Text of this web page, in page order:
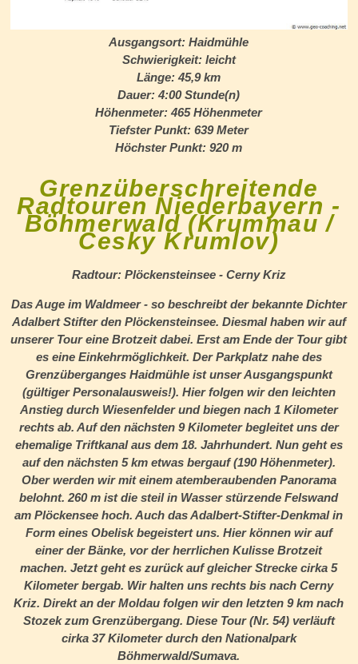
Ausgangsort: Haidmühle
Schwierigkeit:leicht
Länge: 45,9 km
Dauer: 4:00 Stunde(n)
Höhenmeter: 465 Höhenmeter
Tiefster Punkt: 639 Meter
Höchster Punkt: 920 m
Grenzüberschreitende
Radtouren Niederbayern -
Böhmerwald (Krummau /
Cesky Krumlov)
Radtour: Plöckensteinsee - Cerny Kriz
Das Auge im Waldmeer - so beschreibt der bekannte Dichter
Adalbert Stifter den Plöckensteinsee. Diesmal haben wir auf
unserer Tour eine Brotzeit dabei. Erst am Ende der Tour gibt
es eine Einkehrmöglichkeit. Der Parkplatz nahe des
Grenzüberganges Haidmühle ist unser Ausgangspunkt
(gültiger Personalausweis!). Hier folgen wir den leichten
Anstieg durch Wiesenfelder und biegen nach 1 Kilometer
rechts ab. Auf den nächsten 9 Kilometer begleitet uns der
ehemalige Triftkanal aus dem 18. Jahrhundert. Nun geht es
auf den nächsten 5 km etwas bergauf (190 Höhenmeter).
Ober werden wir mit einem atemberaubenden Panorama
belohnt. 260 m ist die steil in Wasser stürzende Felswand
am Plöckensee hoch. Auch das Adalbert-Stifter-Denkmal in
Form eines Obelisk begeistert uns. Hier können wir auf
einer der Bänke, vor der herrlichen Kulisse Brotzeit
machen. Jetzt geht es zurück auf gleicher Strecke cirka 5
Kilometer bergab. Wir halten uns rechts bis nach Cerny
Kriz. Direkt an der Moldau folgen wir den letzten 9 km nach
Stozek zum Grenzübergang. Diese Tour (Nr. 54) verläuft
cirka 37 Kilometer durch den Nationalpark
Böhmerwald/Sumava.